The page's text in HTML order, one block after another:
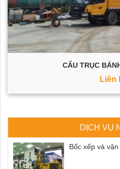
DỊCH VỤ
Bốc xếp và
CẨU TRỤC
Liên